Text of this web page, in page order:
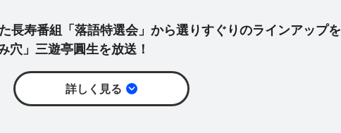
長寿番組「落語特選会」から選りすぐりのラインアップを
穴」三遊亭圓生を放送！
詳しく見る